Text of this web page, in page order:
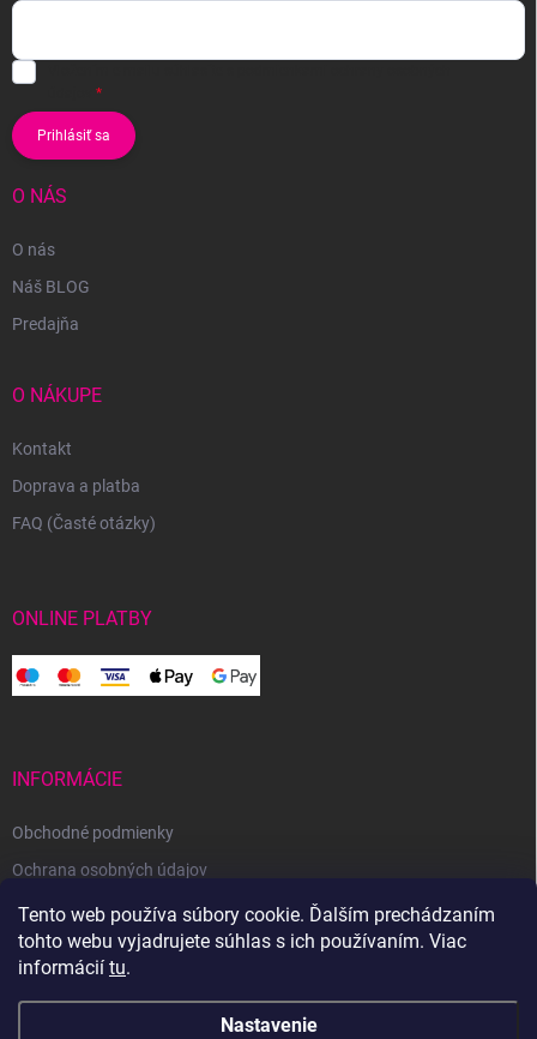
Tento web používa súbory cookie. Ďalším prechádzaním
tohto webu vyjadrujete súhlas s ich používaním. Viac
informácií tu.
Nastavenie
Prihlásiť sa
O NÁS
O nás
Náš BLOG
Predajňa
O NÁKUPE
Kontakt
Doprava a platba
FAQ (Časté otázky)
ONLINE PLATBY
INFORMÁCIE
Obchodné podmienky
Ochrana osobných údajov
Reklamačný poriadok
Odstúpenie od zmluvy